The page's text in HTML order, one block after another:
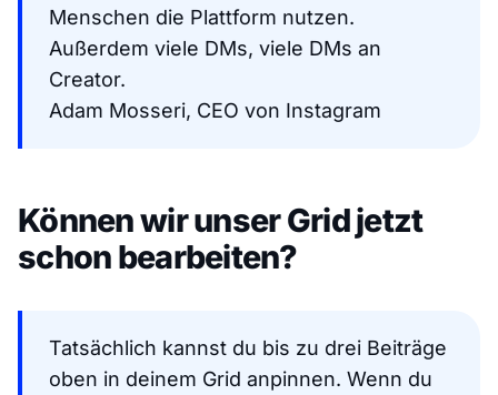
Menschen die Plattform nutzen.
Außerdem viele DMs, viele DMs an
Creator.
Adam Mosseri, CEO von Instagram
Können wir unser Grid jetzt
schon bearbeiten?
Tatsächlich kannst du bis zu drei Beiträge
oben in deinem Grid anpinnen. Wenn du